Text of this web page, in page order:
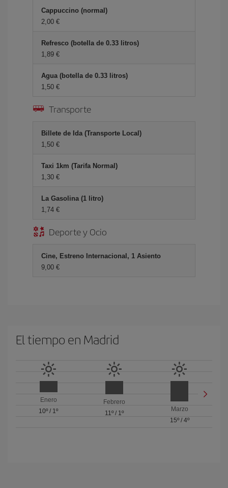
Cappuccino (normal)
2,00 €
Refresco (botella de 0.33 litros)
1,89 €
Agua (botella de 0.33 litros)
1,50 €
Transporte
Billete de Ida (Transporte Local)
1,50 €
Taxi 1km (Tarifa Normal)
1,30 €
La Gasolina (1 litro)
1,74 €
Deporte y Ocio
Cine, Estreno Internacional, 1 Asiento
9,00 €
El tiempo en Madrid
Enero
10º / 1º
Febrero
11º/ 1º
Marzo
15º/ 4º